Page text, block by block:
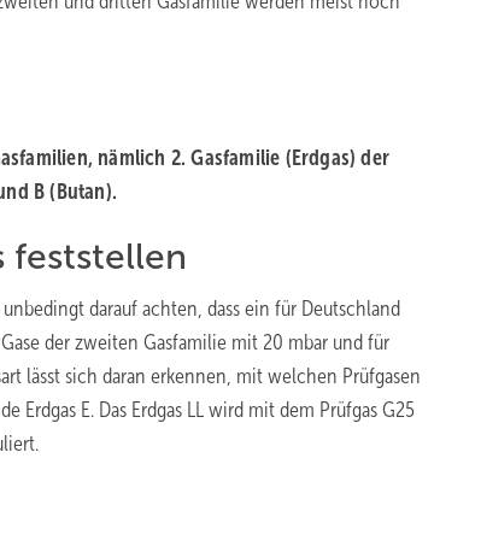
nämlich 2. Gasfamilie (Erdgas) der
B (Butan).
feststellen
darauf achten, dass ein für Deutschland
der zweiten Gasfamilie mit 20 mbar und für
lässt sich daran erkennen, mit welchen Prüfgasen
Erdgas E. Das Erdgas LL wird mit dem Prüfgas G25